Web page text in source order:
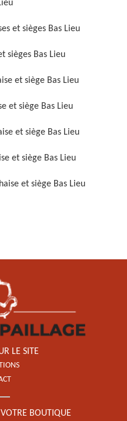
Nettoyage de fauteuil,
et sièges Bas Lieu
sièges Bas Lieu
et siège Bas Lieu
et siège Bas Lieu
et siège Bas Lieu
et siège Bas Lieu
et siège Bas Lieu
LE SITE
BOUTIQUE